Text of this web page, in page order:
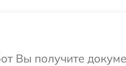
Вы получите